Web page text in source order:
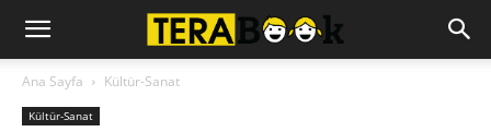
Ana Sayfa Kültür-Sanat
Kültür-Sanat